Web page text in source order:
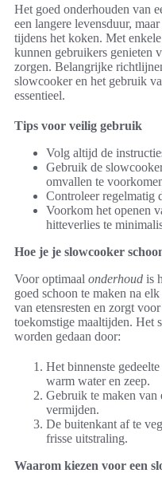
Het goed onderhouden van
een langere levensduur,
tijdens het koken. Met
kunnen gebruikers genieten
zorgen. Belangrijke
slowcooker en het gebruik
essentieel.
Tips voor veilig gebruik
Volg altijd de
Gebruik de
omvallen te
Controleer regelmatig
Voorkom het openen
hitteverlies te
Hoe je je slowcooker
Voor optimaal onderhoud is
goed schoon te maken na
van etensresten en zorgt
toekomstige maaltijden. Het
worden gedaan door:
Het binnenste
warm water en zeep.
Gebruik te maken van
vermijden.
De buitenkant af te
frisse uitstraling.
Waarom kiezen voor een